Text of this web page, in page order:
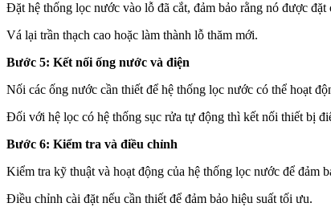
Đặt hệ thống lọc nước vào lỗ đã cắt, đảm bảo rằng nó được đặt
Vá lại trần thạch cao hoặc làm thành lỗ thăm mới.
Bước 5: Kết nối ống nước và điện
Nối các ống nước cần thiết để hệ thống lọc nước có thể hoạt
Đối với hệ lọc có hệ thống sục rửa tự động thì kết nối thiết bị
Bước 6: Kiểm tra và điều chỉnh
Kiểm tra kỹ thuật và hoạt động của hệ thống lọc nước để đảm
Điều chỉnh cài đặt nếu cần thiết để đảm bảo hiệu suất tối ưu.